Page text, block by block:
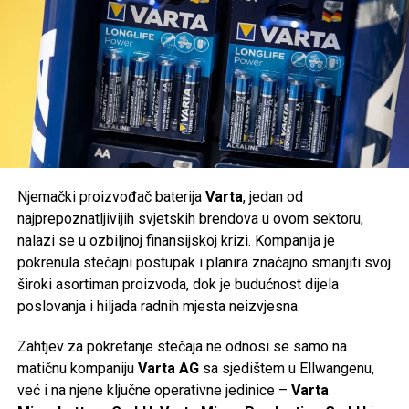
Share Post
Share
Tweet Share
Mail
Mail
Njemački proizvođač baterija Varta, jedan od
najprepoznatljivijih svjetskih brendova u ovom sektoru,
nalazi se u ozbiljnoj finansijskoj krizi. Kompanija je
pokrenula stečajni postupak i planira značajno smanjiti svoj
široki asortiman proizvoda, dok je budućnost dijela
poslovanja i hiljada radnih mjesta neizvjesna.
Zahtjev za pokretanje stečaja ne odnosi se samo na
matičnu kompaniju Varta AGsa sjedištem u Ellwangenu,
već i na njene ključne operativne jedinice – Varta